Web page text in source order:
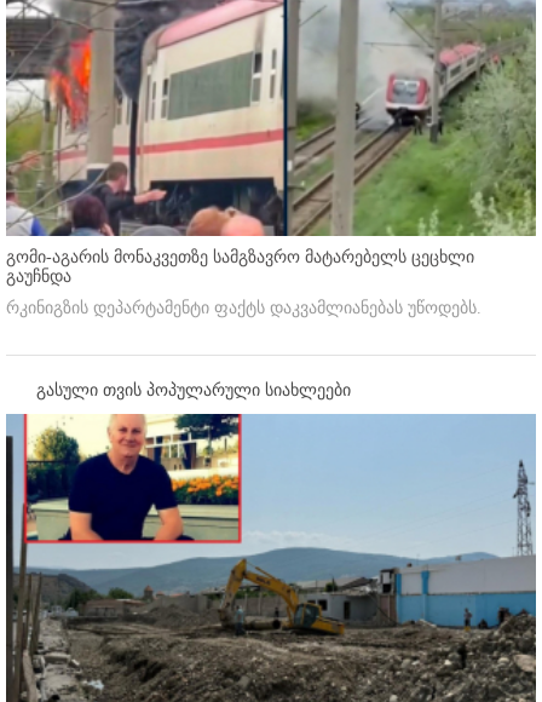
გომი-აგარის მონაკვეთზე სამგზავრო მატარებელს ცეცხლი
გაუჩნდა
რკინიგზის დეპარტამენტი ფაქტს დაკვამლიანებას უწოდებს.
გასული თვის პოპულარული სიახლეები